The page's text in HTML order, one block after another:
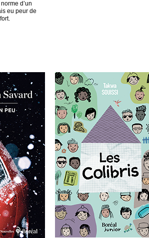
d’un
eu peur de